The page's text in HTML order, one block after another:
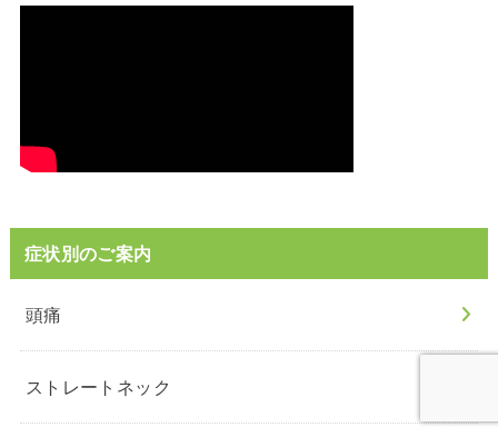
症状別のご案内
頭痛
ストレートネック